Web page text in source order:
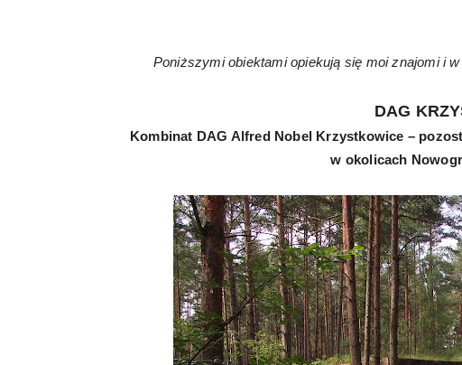
Poniższymi obiektami opiekują się moi znajomi i
DAG
Kombinat DAG Alfred Nobel Krzystkowice –
w okolicach